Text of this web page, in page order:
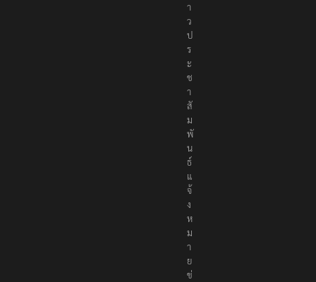
า
ว
ป
ร
ะ
ช
า
สั
ม
พั
น
ธ์
แ
จ้
ง
ห
ม
า
ย
ข่